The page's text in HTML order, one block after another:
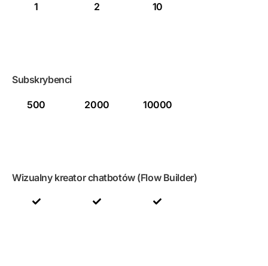
1 2 10
Subskrybenci
500 2000 10000
Wizualny kreator chatbotów (Flow Builder)